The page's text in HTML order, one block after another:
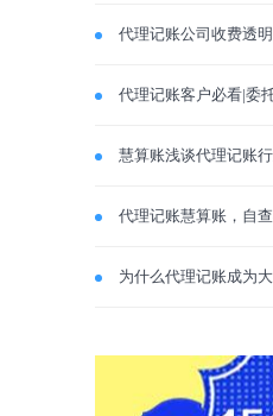
代理记账公司收费透明公
代理记账客户必看|委
慧算账浅谈代理记账
代理记账慧算账，自
为什么代理记账成为